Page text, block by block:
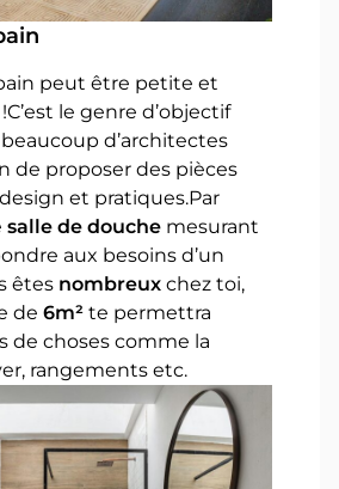
peut être petite et
le genre d’objectif
d’architectes
de proposer des pièces
et pratiques.Par
salle de douche mesurant
aux besoins d’un
êtes nombreux chez toi,
de6m² te permettra
de choses comme la
rangements etc.